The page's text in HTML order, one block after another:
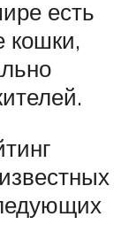
есть
кошки,